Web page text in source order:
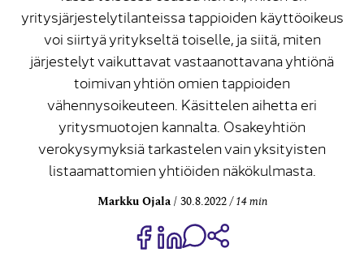
yritysjärjestelytilanteissa tappioiden käyttöoikeus
voi siirtyä yritykseltä toiselle, ja siitä, miten
järjestelyt vaikuttavat vastaanottavana yhtiönä
toimivan yhtiön omien tappioiden
vähennysoikeuteen. Käsittelen aihetta eri
yritysmuotojen kannalta. Osakeyhtiön
verokysymyksiä tarkastelen vain yksityisten
listaamattomien yhtiöiden näkökulmasta.
Markku Ojala 30.8.2022 14 min
Jaa Share on Facebook
Jaa Share on LinkedIn
Jaa WhatsApp-viestinä